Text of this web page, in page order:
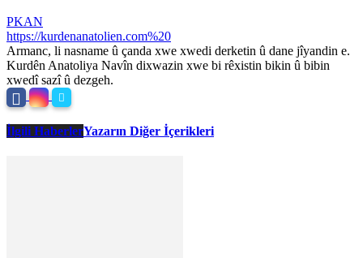
PKAN
https://kurdenanatolien.com%20
Armanc, li nasname û çanda xwe xwedi derketin û dane jîyandin e.
Kurdên Anatoliya Navîn dixwazin xwe bi rêxistin bikin û bibin
xwedî sazî û dezgeh.
İlgili HaberlerYazarın Diğer İçerikleri